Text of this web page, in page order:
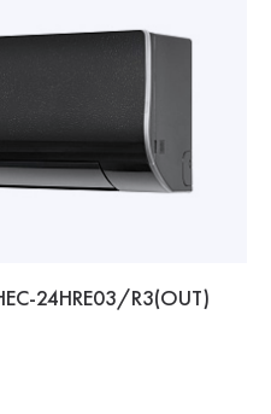
24HRE03/R3(OUT)